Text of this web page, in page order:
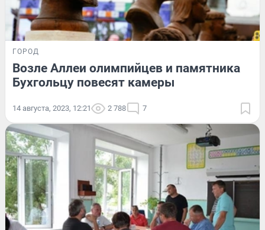
ГОРОД
Возле Аллеи олимпийцев и памятника
Бухгольцу повесят камеры
14 августа, 2023, 12:21 2 788 7